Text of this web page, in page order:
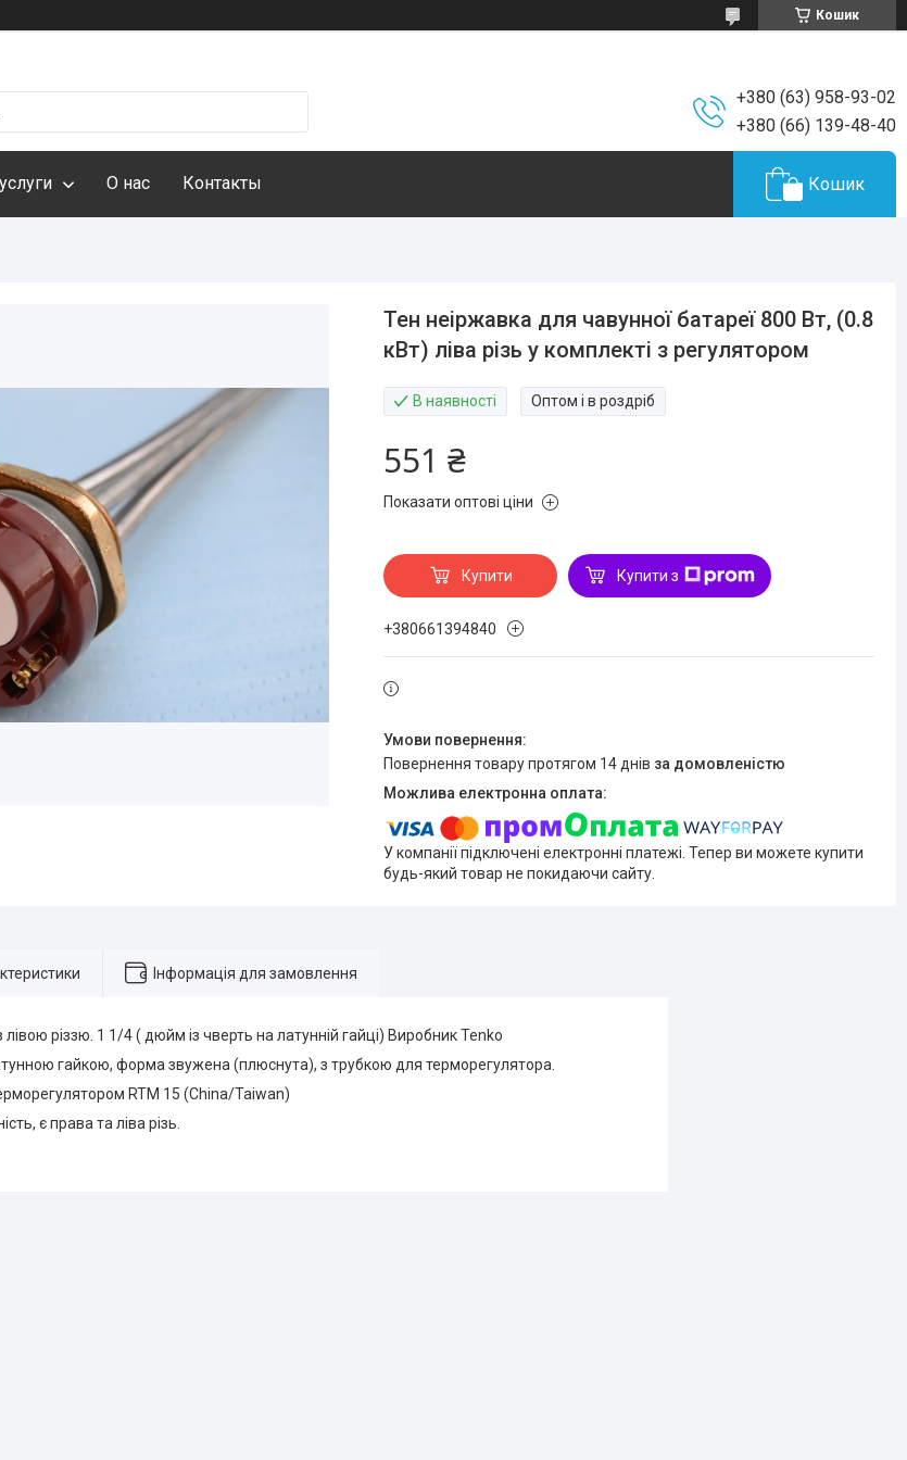
Кошик
+380 (63) 958-93-02
+380 (66) 139-48-40
О нас Контакты Кошик
Тен неіржавка для чавунної батареї 800 Вт, (0.8
кВт) ліва різь у комплекті з регулятором
В наявності Оптом і в роздріб
551 ₴
Показати оптові ціни
Купити Купити з
+380661394840
повернення товару протягом 14 днів за домовленістю
У компанії підключені електронні платежі. Тепер ви можете купити
будь-який товар не покидаючи сайту.
Інформація для замовлення
різзю. 1 1/4 ( дюйм із чверть на латунній гайці) Виробник Tenko
гайкою, форма звужена (плюснута), з трубкою для терморегулятора.
RTM 15 (China/Taiwan)
є права та ліва різь.